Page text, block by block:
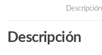
6TB,
SATA,
o
Descripción
Descripción